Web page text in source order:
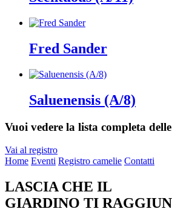
Fred Sander
Saluenensis (A/8)
Vuoi vedere la lista completa
Vai al registro
Home Eventi Registro camelie Contatti
LASCIA CHE IL
GIARDINO TI